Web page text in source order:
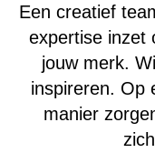
Een creatief
expertise inzet
jouw merk.
inspireren. Op
manier